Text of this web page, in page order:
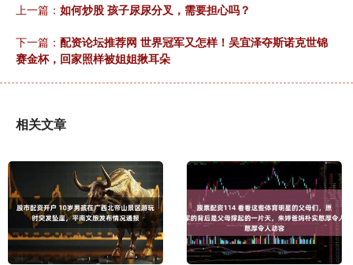
上一篇： 如何炒股 孩子尿尿分叉，需要担心吗？
下一篇： 配资论坛推荐网 世界冠军又怎样！吴宜泽夺斯诺克世锦
赛金杯，回家照样被姐姐揪耳朵
相关文章